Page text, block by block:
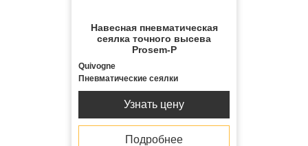
Навесная пневматическая
сеялка точного высева
Prosem-P
Quivogne
Пневматические сеялки
Узнать цену
Подробнее